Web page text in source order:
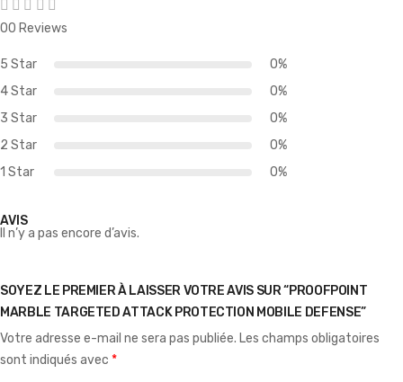
00 Reviews
5 Star
0%
4 Star
0%
3 Star
0%
2 Star
0%
1 Star
0%
AVIS
Il n’y a pas encore d’avis.
SOYEZ LE PREMIER À LAISSER VOTRE AVIS SUR “PROOFPOINT
MARBLE TARGETED ATTACK PROTECTION MOBILE DEFENSE”
Votre adresse e-mail ne sera pas publiée. Les champs obligatoires
sont indiqués avec *